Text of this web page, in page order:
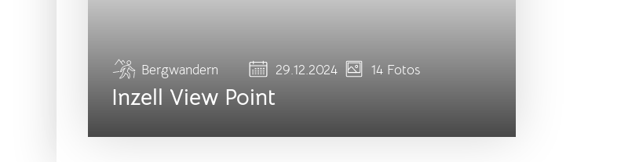
Bergwandern 29.12.2024 14 Fotos
Inzell View Point